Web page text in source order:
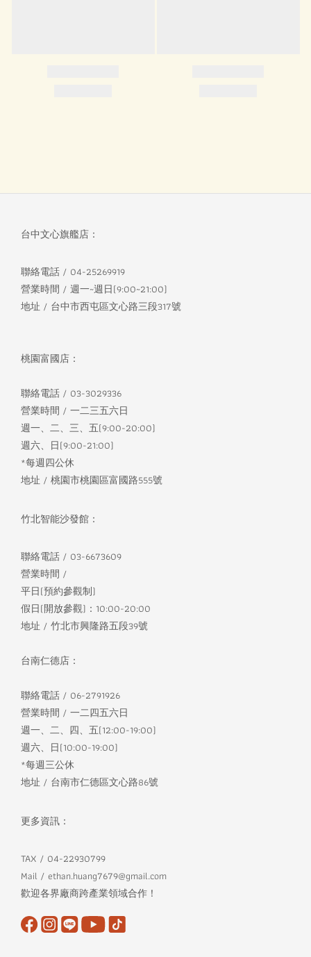
台中文心旗艦店：
聯絡電話 / 04-25269919
營業時間 / 週一~週日(9:00~21:00)
地址 / 台中市西屯區文心路三段317號
桃園富國店：
聯絡電話 / 03-3029336
營業時間 / 一二三五六日
週一、二、三、五(9:00-20:00)
週六、日(9:00-21:00)
*每週四公休
地址 / 桃園市桃園區富國路555號
竹北智能沙發館：
聯絡電話 / 03-6673609
營業時間 /
平日(預約參觀制)
假日(開放參觀)：10:00-20:00
地址 / 竹北市興隆路五段39號
台南仁德店：
聯絡電話 / 06-2791926
營業時間 / 一二四五六日
週一、二、四、五(12:00-19:00)
週六、日(10:00-19:00)
*每週三公休
地址 / 台南市仁德區文心路86號
更多資訊：
TAX / 04-22930799
Mail / ethan.huang7679@gmail.com
歡迎各界廠商跨產業領域合作！